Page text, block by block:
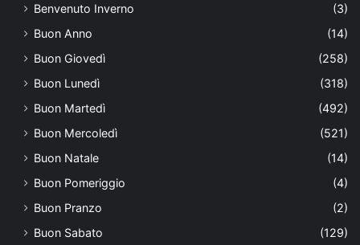
Benvenuto Inverno
(3)
Buon Anno
(14)
Buon Giovedì
(258)
Buon Lunedì
(318)
Buon Martedì
(492)
Buon Mercoledì
(521)
Buon Natale
(14)
Buon Pomeriggio
(4)
Buon Pranzo
(2)
Buon Sabato
(129)